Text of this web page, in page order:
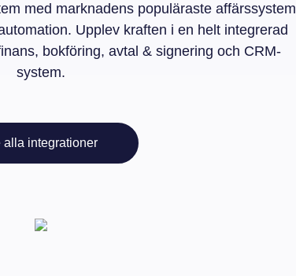
med marknadens populäraste affärssystem
Upplev kraften i en helt integrerad
bokföring, avtal & signering och CRM-
system.
alla integrationer